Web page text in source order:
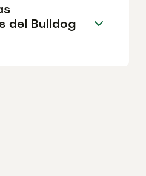
del Bulldog